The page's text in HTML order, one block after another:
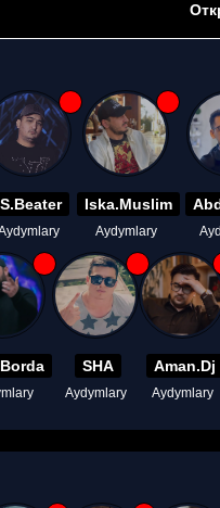
S.Beater Iska.Muslim
Aydymlary
SHA
Aydymlary
Aman.Dj
Aydymlary